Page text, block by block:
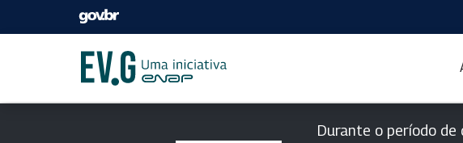
Durante o período